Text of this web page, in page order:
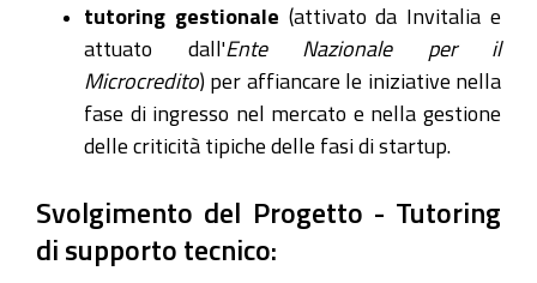
tutoring gestionale (attivato da Invitalia e
attuato dall'Ente Nazionale per il
Microcredito) per affiancare le iniziative nella
fase di ingresso nel mercato e nella gestione
delle criticità tipiche delle fasi di startup.
Svolgimento del Progetto - Tutoring
di supporto tecnico: